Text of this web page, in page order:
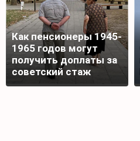
Как пенсионеры 1945-
1965 годов могут
получить доплаты за
советский стаж